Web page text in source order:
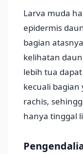
Larva muda
epidermis
bagian
kelihatan
lebih tua
kecuali
rachis,
hanya tinggal